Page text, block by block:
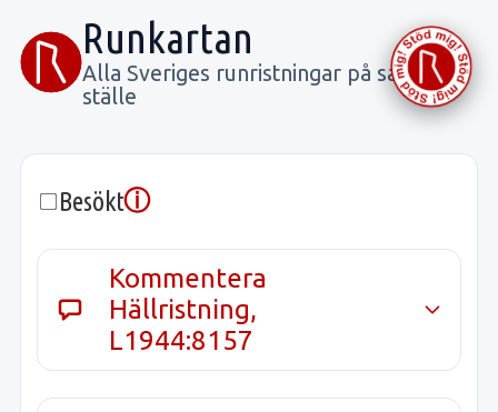
Runkartan
Alla Sveriges runristningar på samma
ställe
Besöktⓘ
Kommentera
Hällristning,
L1944:8157